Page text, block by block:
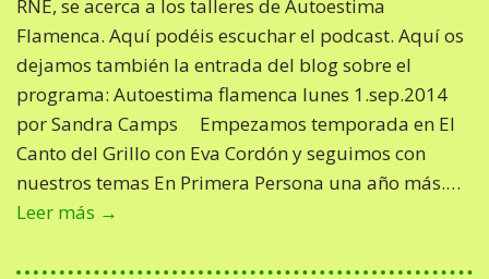
RNE, se acerca a los talleres de Autoestima
Flamenca. Aquí podéis escuchar el podcast. Aquí os
dejamos también la entrada del blog sobre el
programa: Autoestima flamenca lunes 1.sep.2014
por Sandra Camps Empezamos temporada en El
Canto del Grillo con Eva Cordón y seguimos con
nuestros temas En Primera Persona una año más.…
Leer más →